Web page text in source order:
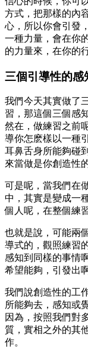
方式，把那樣的內
心，所以你會引發
一種力量，會在你
的力量來，在你的
三個引導性的感
我們今天其實做了
習，那這個三個感
然在，做練習之前
導你怎麽樣以一種
耳鼻舌身所能夠碰
來當做是你創造性
可是呢，當我們在
中，其實是變成一
個人呢，在整個練
也就是說，可能兩
導式的，觀照練習
感知到同樣的事情
希望能夠，引發出
我們說創造性的工
所能夠去，感知或
因為，按照我們對
質，實相之外的其
作。